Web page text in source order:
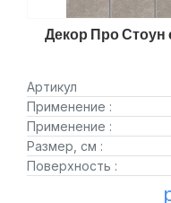
Декор Про
Артикул
Применение :
Применение :
Размер, см :
Поверхность :